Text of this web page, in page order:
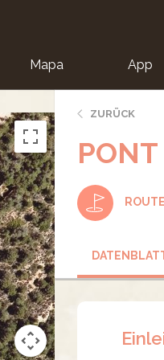
Mapa App
ZURÜCK